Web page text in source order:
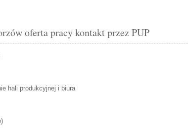
oferta pracy kontakt przez PUP
hali produkcyjnej i biura
)